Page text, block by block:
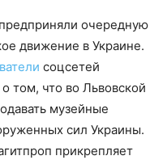
очередную
движение в Украине.
соцсетей
том, что во Львовской
музейные
сил Украины.
прикрепляет